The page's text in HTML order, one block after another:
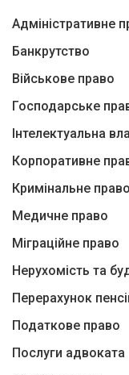
Адміністративне
Банкрутство
Військове право
Господарське
Інтелектуальна
Корпоративне
Кримінальне право
Медичне право
Міграційне право
Нерухомість та
Перерахунок
Податкове право
Послуги адвоката